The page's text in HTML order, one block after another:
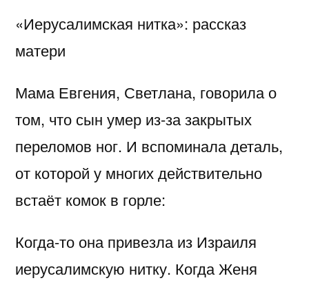
«Иерусалимская нитка»: рассказ
матери
Мама Евгения, Светлана, говорила о
том, что сын умер из-за закрытых
переломов ног. И вспоминала деталь,
от которой у многих действительно
встаёт комок в горле:
Когда-то она привезла из Израиля
иерусалимскую нитку. Когда Женя